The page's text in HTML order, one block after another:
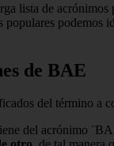
lista de
populares podemos
de BAE
del término a
del acrónimo